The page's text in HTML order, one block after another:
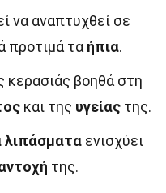
να αναπτυχθεί σε
προτιμά τα ήπια.
κερασιάς βοηθά στη
και της υγείας της.
λιπάσματα ενισχύει
της.